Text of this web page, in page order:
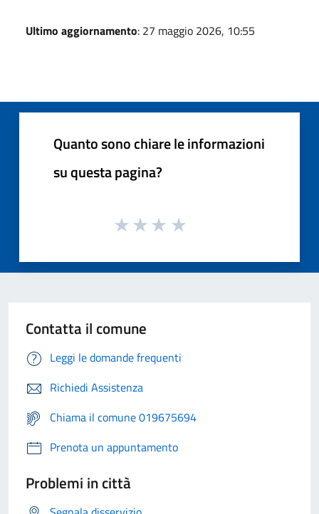
Ultimo aggiornamento: 27 maggio 2026, 10:55
Quanto sono chiare le informazioni
su questa pagina?
Contatta il comune
Leggi le domande frequenti
Richiedi Assistenza
Chiama il comune 019675694
Prenota un appuntamento
Problemi in città